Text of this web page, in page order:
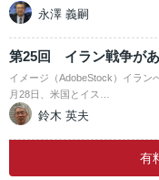
永澤 義嗣
第25回 イラン戦争が
イメージ（AdobeStock）イラン
月28日、米国とイス…
鈴木 英夫
有